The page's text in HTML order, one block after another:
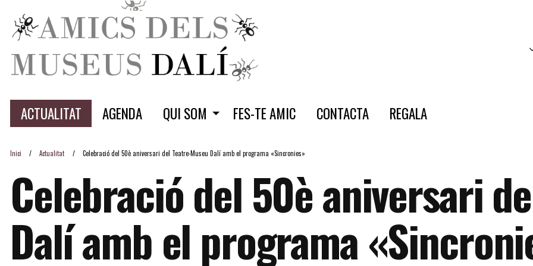
ACTUALITAT AGENDA QUI SOM FES-TE AMIC CONTACTA REGALA
Inici Actualitat Celebració del 50è aniversari del Teatre-Museu Dalí amb el programa «Sincronies»
Celebració del 50è aniversari
Dalí amb el programa